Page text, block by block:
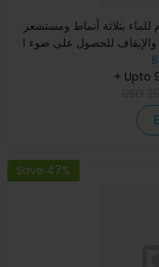
بثلاثة أنماط ومستشعر
للحصول على ضوء ا
+ Upto
Save 47%